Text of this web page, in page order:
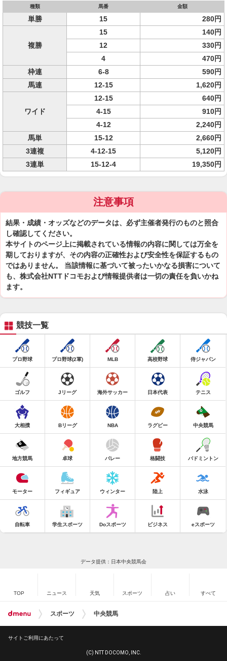
種類 馬番 金額
単勝 15 280円
複勝
15
140円
12
330円
4
470円
枠連
6-8
590円
馬連
12-15 1,620円
ワイド
12-15
640円
4-15
910円
4-12
2,240円
馬単
15-12
2,660円
3連複
4-12-15
5,120円
3連単
15-12-4 19,350円
注意事項
結果・成績・オッズなどのデータは、必ず主催者発行のものと照合
し確認してください。
本サイトのページ上に掲載されている情報の内容に関しては万全を
期しておりますが、その内容の正確性および安全性を保証するもの
ではありません。 当該情報に基づいて被ったいかなる損害について
も、株式会社NTTドコモおよび情報提供者は一切の責任を負いかね
ます。
競技一覧
プロ野球 プロ野球(2軍) MLB 高校野球 侍ジャパン
ゴルフ Jリーグ 海外サッカー 日本代表 テニス
大相撲 Bリーグ NBA ラグビー 中央競馬
地方競馬 卓球 バレー 格闘技 バドミントン
モーター フィギュア ウィンター 陸上 水泳
自転車 学生スポーツ Doスポーツ ビジネス eスポーツ
データ提供：日本中央競馬会
TOP ニュース 天気 スポーツ 占い すべて
スポーツ 中央競馬
サイトご利用にあたって
(C) NTT DOCOMO, INC.